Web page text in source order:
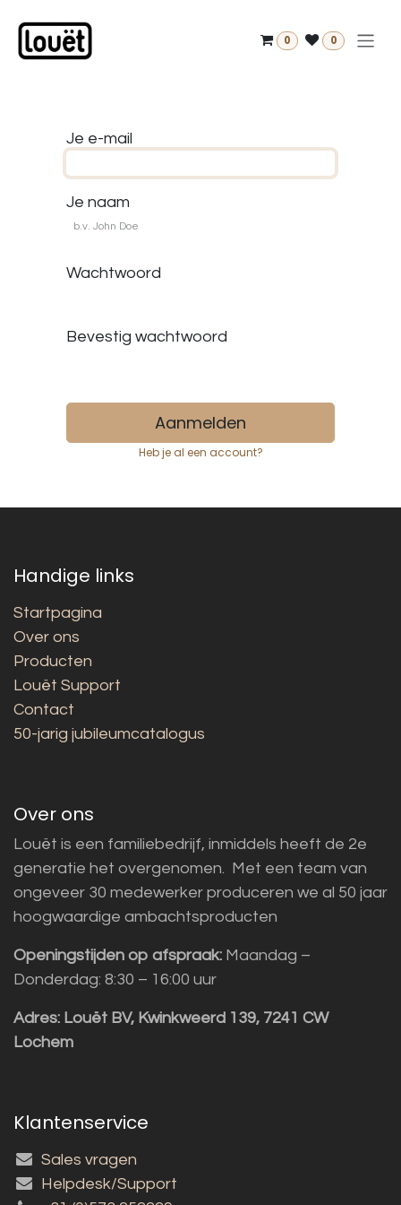
0 0
Je e-mail
Je naam
Wachtwoord
Bevestig wachtwoord
Aanmelden
Heb je al een account?
Handige links
Startpagina
Over ons
Producten
Louët Support
Contact
50-jarig jubileumcatalogus
Over ons
Louët is een familiebedrijf, inmiddels heeft de 2e
generatie het overgenomen. Met een team van
ongeveer 30 medewerker produceren we al 50 jaar
hoogwaardige ambachtsproducten
Openingstijden op afspraak: Maandag –
Donderdag: 8:30 – 16:00 uur
Adres: Louët BV, Kwinkweerd 139, 7241 CW
Lochem
Klantenservice
Sales vragen
Helpdesk/Support